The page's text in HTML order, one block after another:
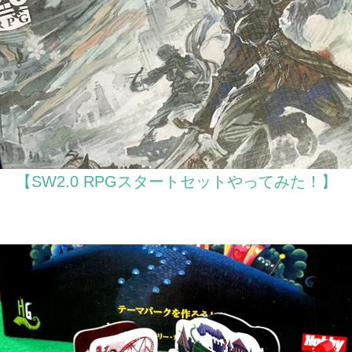
【SW2.0 RPGスタートセットやってみた！】